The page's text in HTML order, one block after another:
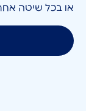
או בכל שיטה